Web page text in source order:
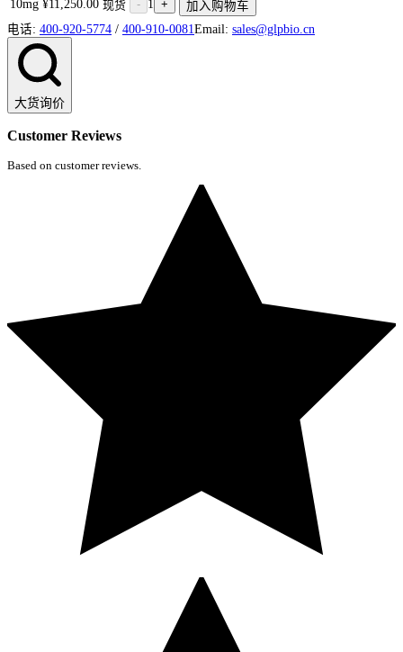
10mg ¥11,250.00 现货 - 1 +
加入购物车
电话: 400-920-5774 / 400-910-0081 Email: sales@glpbio.cn
大货询价
Customer Reviews
Based on customer reviews.